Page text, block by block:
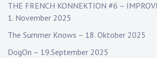
THE FRENCH KONNEKTION #6 –
1. November 2025
The Summer Knows – 18. Oktober 2025
DogOn – 19.September 2025